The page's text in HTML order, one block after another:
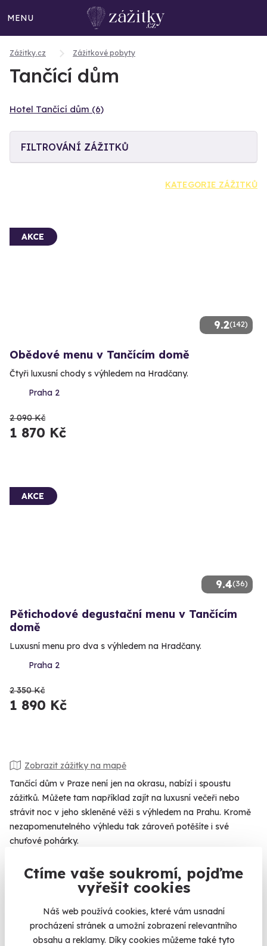
Ctíme vaše soukromí, pojďme
vyřešit cookies
Náš web používá cookies, které vám usnadní
procházení stránek a umožní zobrazení relevantního
obsahu a reklamy. Díky cookies můžeme také tyto
MENU
Zážitky.cz Zážitkové pobyty
Tančící dům
Hotel Tančící dům (6)
FILTROVÁNÍ ZÁŽITKŮ
KATEGORIE ZÁŽITKŮ
9.2(142)
AKCE
Obědové menu v Tančícím domě
Čtyři luxusní chody s výhledem na Hradčany.
Praha 2
2 090 Kč
1 870 Kč
9.4(36)
AKCE
Pětichodové degustační menu v Tančícím
domě
Luxusní menu pro dva s výhledem na Hradčany.
Praha 2
2 350 Kč
1 890 Kč
Zobrazit zážitky na mapě
Tančící dům v Praze není jen na okrasu, nabízí i spoustu
zážitků. Můžete tam například zajít na luxusní večeři nebo
strávit noc v jeho skleněné věži s výhledem na Prahu. Kromě
nezapomenutelného výhledu tak zároveň potěšíte i své
chuťové pohárky.
Na
96% spokojenost zákazníků.